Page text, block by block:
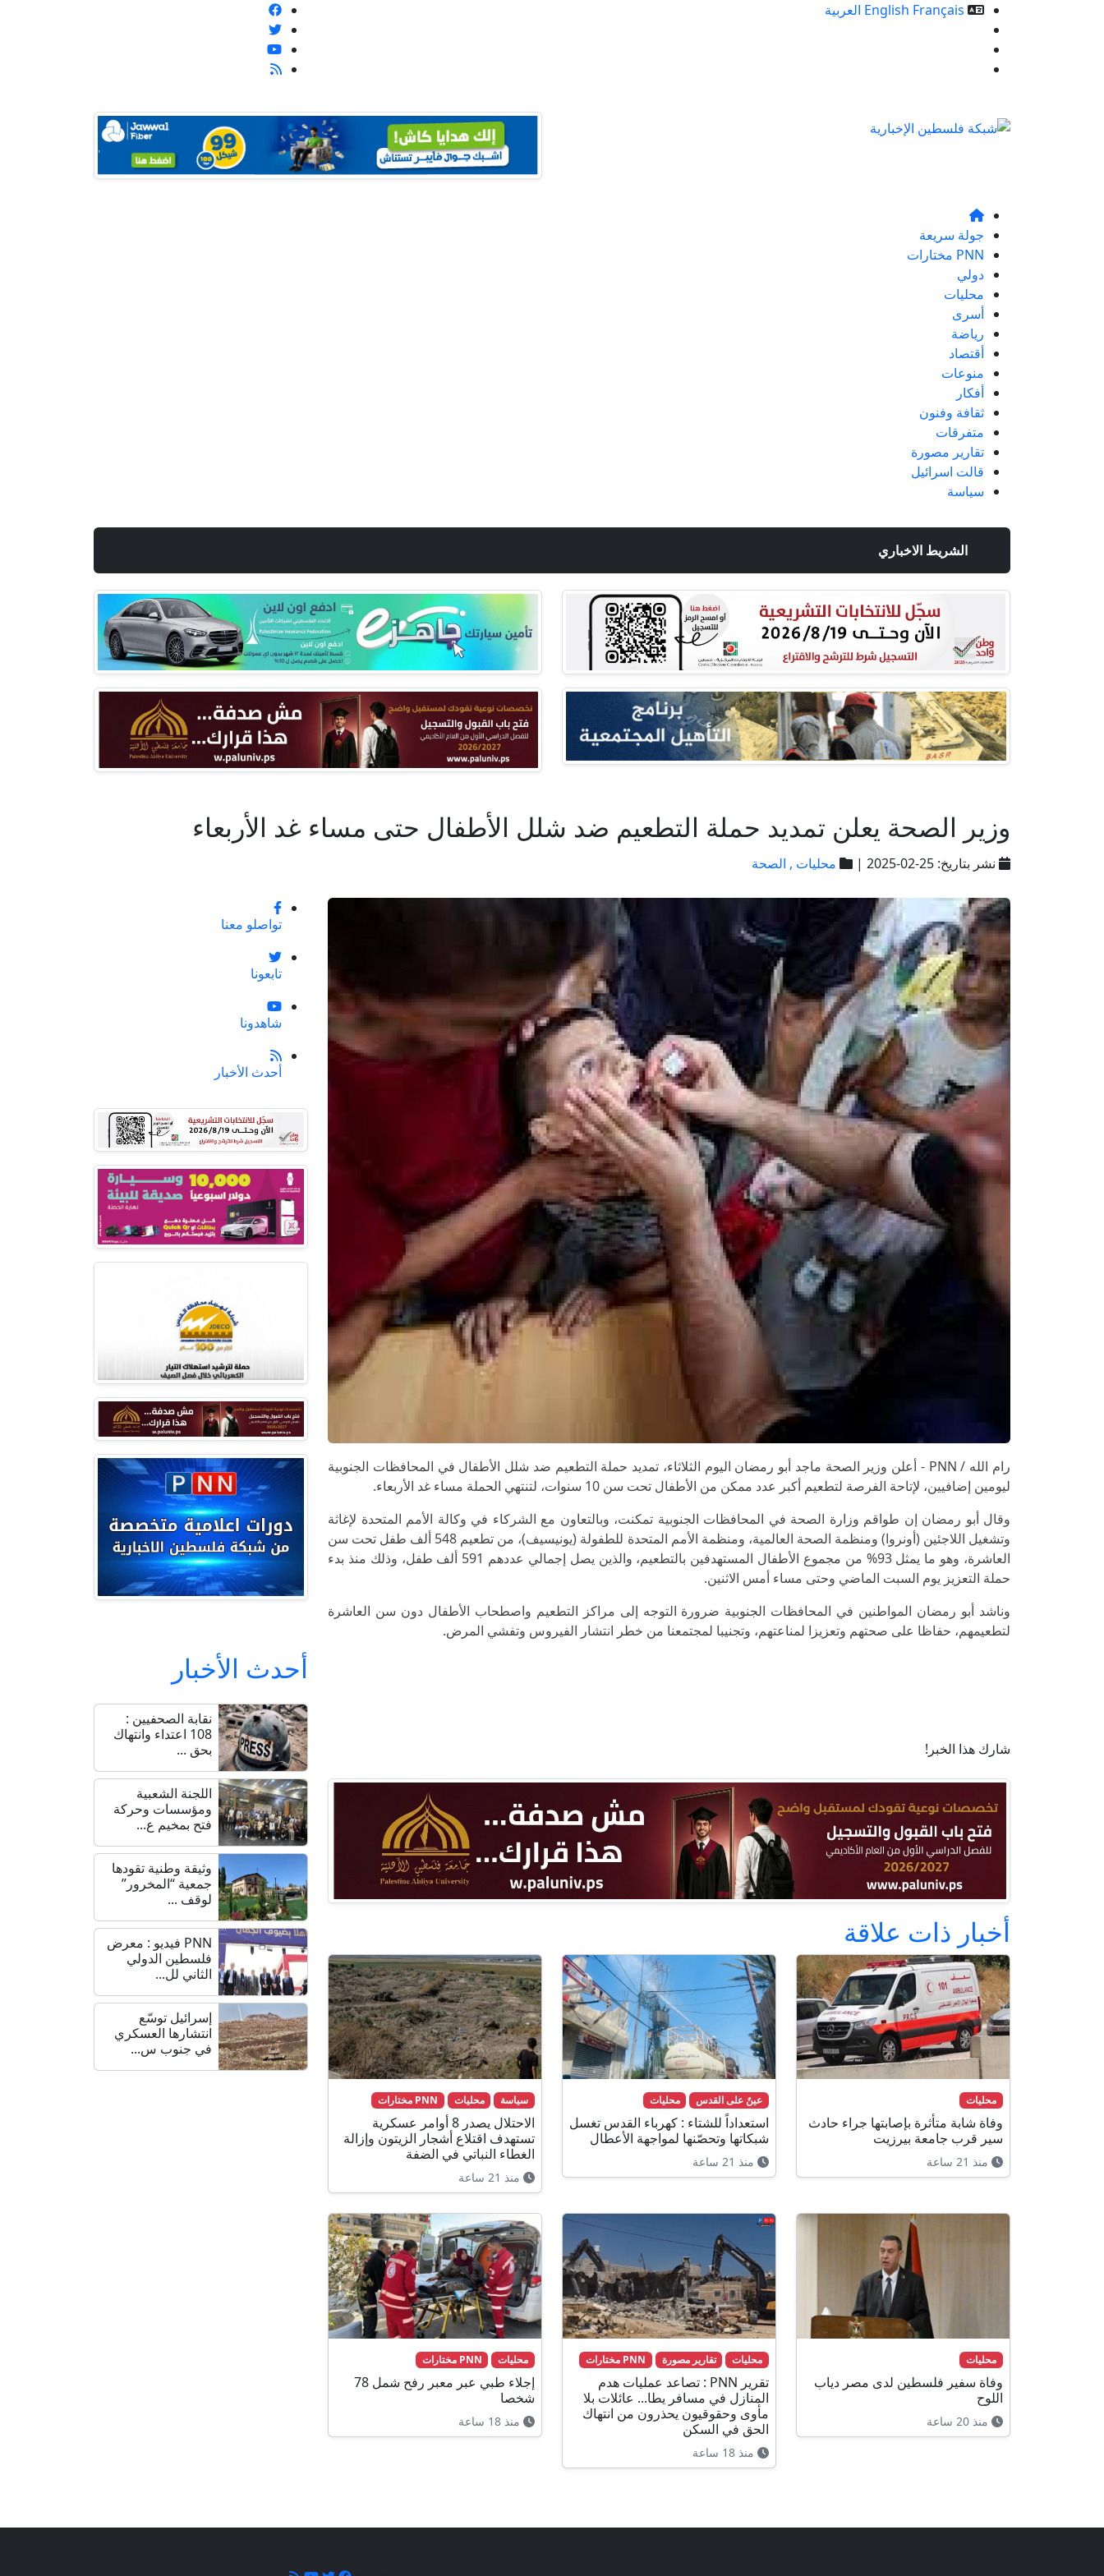
English Français
العربية
جولة سريعة
PNN مختارات
دولي
محليات
أسرى
رياضة
أقتصاد
منوعات
أفكار
ثقافة وفنون
متفرقات
تقارير مصورة
قالت اسرائيل
سياسة
الشريط الاخباري
وزير الصحة يعلن تمديد حملة التطعيم ضد شلل الأطفال حتى مساء غد الأربعاء
نشر بتاريخ: 25-02-2025 | محليات , الصحة
رام الله / PNN - أعلن وزير الصحة ماجد أبو رمضان اليوم الثلاثاء، تمديد حملة التطعيم ضد شلل الأطفال في المحافظات الجنوبية
ليومين إضافيين، لإتاحة الفرصة لتطعيم أكبر عدد ممكن من الأطفال تحت سن 10 سنوات، لتنتهي الحملة مساء غد الأربعاء.
وقال أبو رمضان إن طواقم وزارة الصحة في المحافظات الجنوبية تمكنت، وبالتعاون مع الشركاء في وكالة الأمم المتحدة لإغاثة
وتشغيل اللاجئين (أونروا) ومنظمة الصحة العالمية، ومنظمة الأمم المتحدة للطفولة (يونيسيف)، من تطعيم 548 ألف طفل تحت سن
العاشرة، وهو ما يمثل 93% من مجموع الأطفال المستهدفين بالتطعيم، والذين يصل إجمالي عددهم 591 ألف طفل، وذلك منذ بدء
حملة التعزيز يوم السبت الماضي وحتى مساء أمس الاثنين.
وناشد أبو رمضان المواطنين في المحافظات الجنوبية ضرورة التوجه إلى مراكز التطعيم واصطحاب الأطفال دون سن العاشرة
لتطعيمهم، حفاظا على صحتهم وتعزيزا لمناعتهم، وتجنيبا لمجتمعنا من خطر انتشار الفيروس وتفشي المرض.
شارك هذا الخبر!
أخبار ذات علاقة
محليات
وفاة شابة متأثرة بإصابتها جراء حادث
سير قرب جامعة بيرزيت
منذ 21 ساعة
عينٌ على القدس محليات
استعداداً للشتاء : كهرباء القدس تغسل
شبكاتها وتحصّنها لمواجهة الأعطال
منذ 21 ساعة
سياسة محليات PNN مختارات
الاحتلال يصدر 8 أوامر عسكرية
تستهدف اقتلاع أشجار الزيتون وإزالة
الغطاء النباتي في الضفة
منذ 21 ساعة
محليات
وفاة سفير فلسطين لدى مصر دياب
اللوح
منذ 20 ساعة
محليات تقارير مصورة PNN مختارات
تقرير PNN : تصاعد عمليات هدم
المنازل في مسافر يطا... عائلات بلا
مأوى وحقوقيون يحذرون من انتهاك
الحق في السكن
منذ 18 ساعة
محليات PNN مختارات
إجلاء طبي عبر معبر رفح شمل 78
شخصا
منذ 18 ساعة
تواصلو معنا
تابعونا
شاهدونا
أحدث الأخبار
أحدث الأخبار
نقابة الصحفيين :
108 اعتداء وانتهاك
بحق ...
اللجنة الشعبية
ومؤسسات وحركة
فتح بمخيم ع...
وثيقة وطنية تقودها
جمعية “المخرور”
لوقف ...
PNN فيديو : معرض
فلسطين الدولي
الثاني لل...
إسرائيل توسّع
انتشارها العسكري
في جنوب س...